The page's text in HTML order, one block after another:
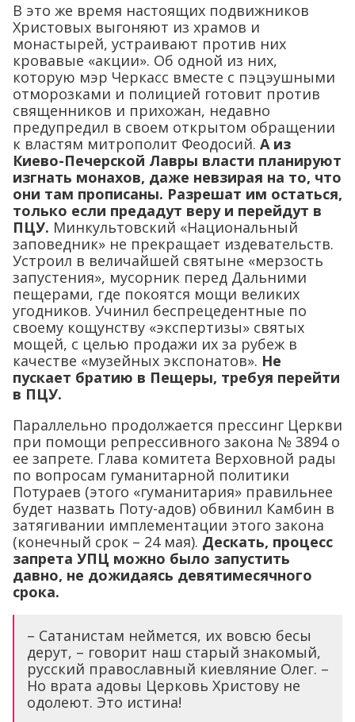
В это же время настоящих подвижников
Христовых выгоняют из храмов и
монастырей, устраивают против них
кровавые «акции». Об одной из них,
которую мэр Черкасс вместе с пэцэушными
отморозками и полицией готовит против
священников и прихожан, недавно
предупредил в своем открытом обращении
к властям митрополит Феодосий. А из
Киево-Печерской Лавры власти планируют
изгнать монахов, даже невзирая на то, что
они там прописаны. Разрешат им остаться,
только если предадут веру и перейдут в
ПЦУ. Минкультовский «Национальный
заповедник» не прекращает издевательств.
Устроил в величайшей святыне «мерзость
запустения», мусорник перед Дальними
пещерами, где покоятся мощи великих
угодников. Учинил беспрецедентные по
своему кощунству «экспертизы» святых
мощей, с целью продажи их за рубеж в
качестве «музейных экспонатов». Не
пускает братию в Пещеры, требуя перейти
в ПЦУ.
Параллельно продолжается прессинг Церкви
при помощи репрессивного закона № 3894 о
ее запрете. Глава комитета Верховной рады
по вопросам гуманитарной политики
Потураев (этого «гуманитария» правильнее
будет назвать Поту-адов) обвинил Камбин в
затягивании имплементации этого закона
(конечный срок – 24 мая). Дескать, процесс
запрета УПЦ можно было запустить
давно, не дожидаясь девятимесячного
срока.
– Сатанистам неймется, их вовсю бесы
дерут, – говорит наш старый знакомый,
русский православный киевляние Олег. –
Но врата адовы Церковь Христову не
одолеют. Это истина!